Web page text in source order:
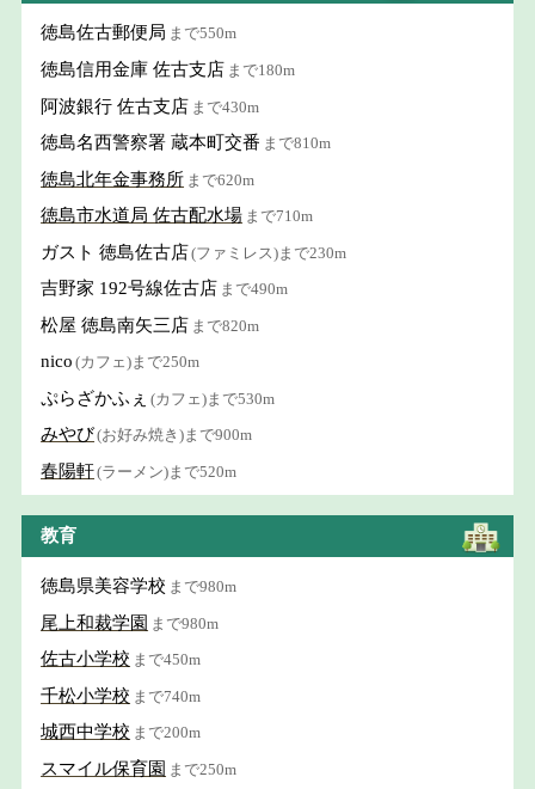
徳島佐古郵便局 まで550m
徳島信用金庫 佐古支店 まで180m
阿波銀行 佐古支店 まで430m
徳島名西警察署 蔵本町交番 まで810m
徳島北年金事務所 まで620m
徳島市水道局 佐古配水場 まで710m
ガスト 徳島佐古店(ファミレス)まで230m
吉野家 192号線佐古店 まで490m
松屋 徳島南矢三店 まで820m
nico (カフェ)まで250m
ぷらざかふぇ (カフェ)まで530m
みやび(お好み焼き)まで900m
春陽軒(ラーメン)まで520m
教育
徳島県美容学校 まで980m
尾上和裁学園 まで980m
佐古小学校 まで450m
千松小学校 まで740m
城西中学校 まで200m
スマイル保育園 まで250m